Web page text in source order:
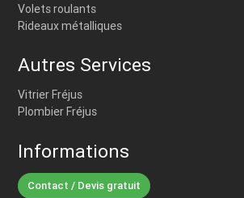
Volets roulants
Rideaux métalliques
Autres Services
Vitrier Fréjus
Plombier Fréjus
Informations
Contact / Devis gratuit